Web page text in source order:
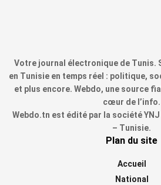
Votre journal électronique de Tunis.
en Tunisie en temps réel : politique,
et plus encore. Webdo, une source
cœur de l’info.
Webdo.tn est édité par la société YNJ
– Tunisie.
Plan du site
Accueil
National